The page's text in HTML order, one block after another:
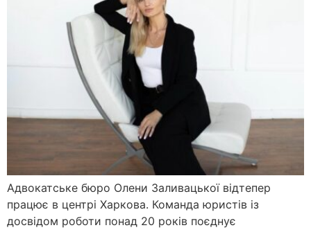
Адвокатське бюро Олени Заливацької відтепер
працює в центрі Харкова. Команда юристів із
досвідом роботи понад 20 років поєднує